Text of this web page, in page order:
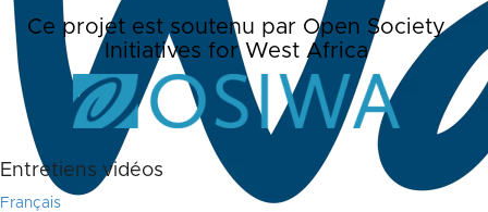
Ce projet est soutenu par Open Society
Initiatives for West Africa
Entretiens vidéos
Français